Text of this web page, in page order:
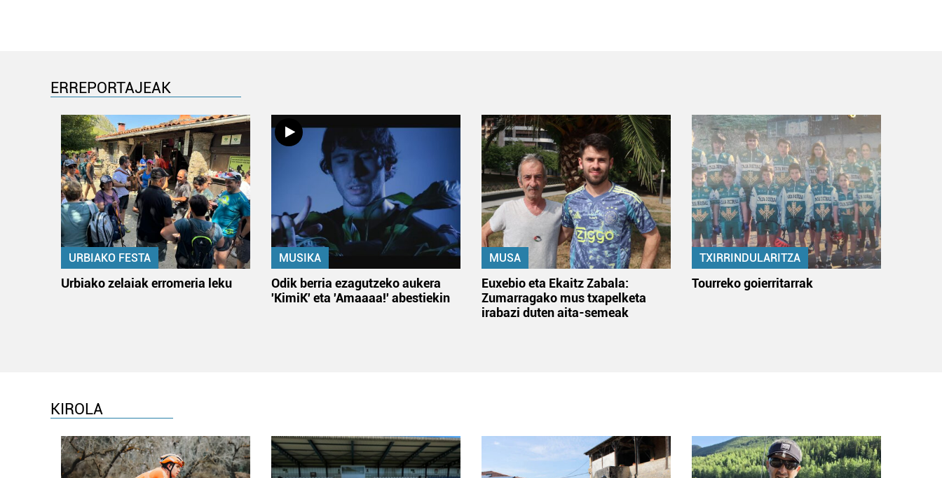
ERREPORTAJEAK
URBIAKO FESTA
Urbiako zelaiak erromeria leku
MUSIKA
Odik berria ezagutzeko aukera
'KimiK' eta 'Amaaaa!' abestiekin
MUSA
Euxebio eta Ekaitz Zabala:
Zumarragako mus txapelketa
irabazi duten aita-semeak
TXIRRINDULARITZA
Tourreko goierritarrak
KIROLA